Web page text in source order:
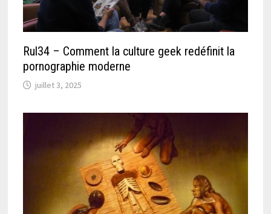
Rul34 – Comment la culture geek redéfinit la
pornographie moderne
juillet 3, 2025